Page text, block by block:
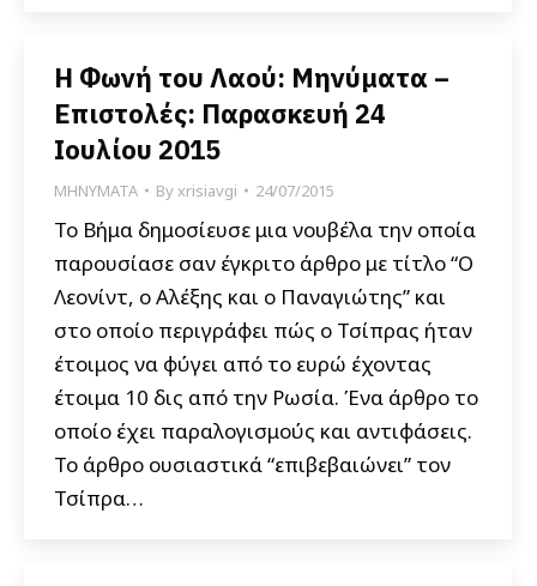
Η Φωνή του Λαού: Μηνύματα –
Επιστολές: Παρασκευή 24
Ιουλίου 2015
ΜΗΝΥΜΑΤΑ Byxrisiavgi 24/07/2015
Το Βήμα δημοσίευσε μια νουβέλα την οποία
παρουσίασε σαν έγκριτο άρθρο με τίτλο “Ο
Λεονίντ, ο Αλέξης και ο Παναγιώτης” και
στο οποίο περιγράφει πώς ο Τσίπρας ήταν
έτοιμος να φύγει από το ευρώ έχοντας
έτοιμα 10 δις από την Ρωσία. Ένα άρθρο το
οποίο έχει παραλογισμούς και αντιφάσεις.
Το άρθρο ουσιαστικά “επιβεβαιώνει” τον
Τσίπρα…